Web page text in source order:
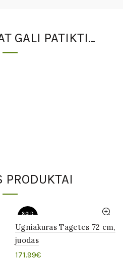
GALI PATIKTI…
PRODUKTAI
SOLD
Ugniakuras Tagetes 72 cm,
juodas
171.99€